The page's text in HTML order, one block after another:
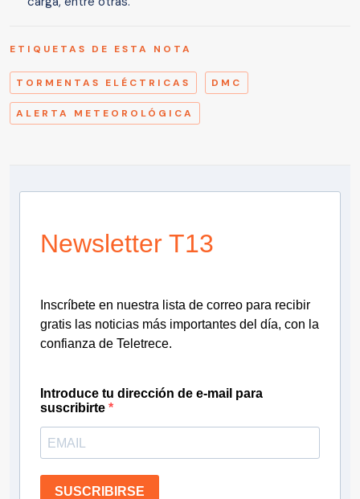
ETIQUETAS DE ESTA NOTA
TORMENTAS ELÉCTRICAS DMC
ALERTA METEOROLÓGICA
Newsletter T13
Inscríbete en nuestra lista de correo para recibir
gratis las noticias más importantes del día, con la
confianza de Teletrece.
Introduce tu dirección de e-mail para
suscribirte
SUSCRIBIRSE